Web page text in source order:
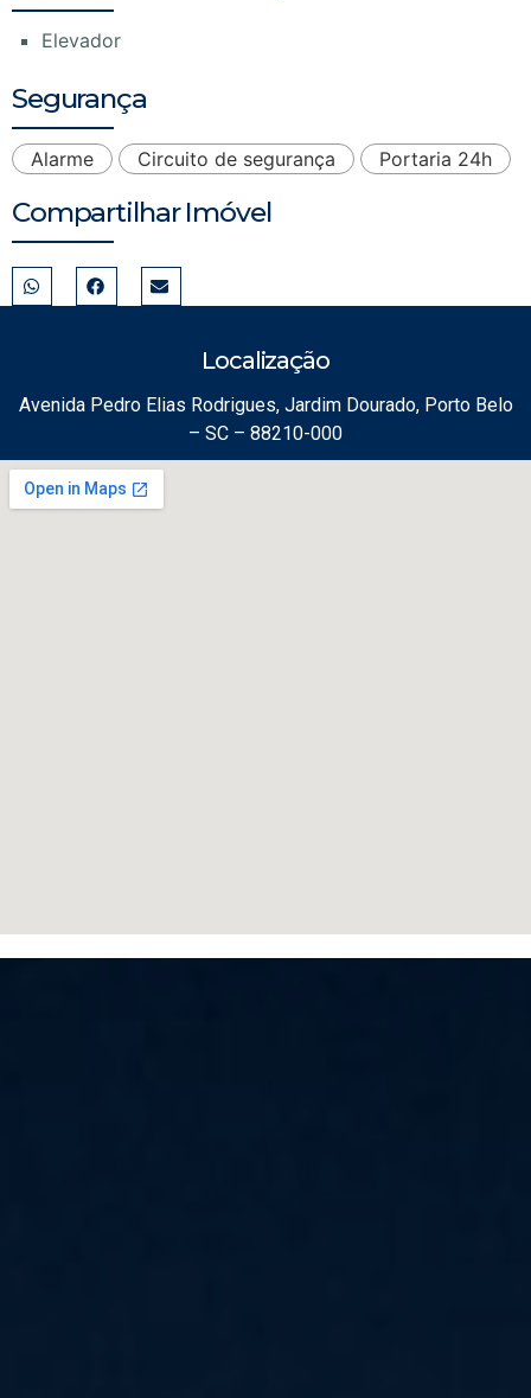
Elevador
Segurança
Alarme Circuito de segurança Portaria 24h
Compartilhar Imóvel
Localização
Avenida Pedro Elias Rodrigues, Jardim Dourado, Porto Belo
– SC – 88210-000